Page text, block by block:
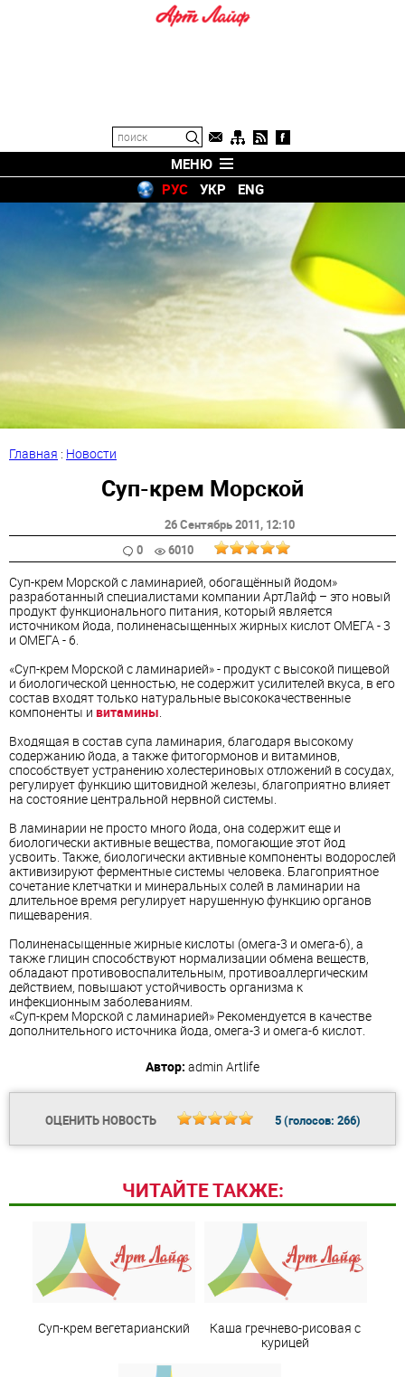
МЕНЮ
РУС
УКР ENG
Главная : Новости
Суп-крем Морской
26 Сентябрь 2011, 12:10
0
6010
Суп-крем Морской с ламинарией, обогащённый йодом»
разработанный специалистами компании АртЛайф – это новый
продукт функционального питания, который является
источником йода, полиненасыщенных жирных кислот ОМЕГА - 3
и ОМЕГА - 6.
«Суп-крем Морской с ламинарией» - продукт с высокой пищевой
и биологической ценностью, не содержит усилителей вкуса, в его
состав входят только натуральные высококачественные
компоненты и витамины
Входящая в состав супа ламинария , благодаря высокому
содержанию йода, а также фитогормонов и витаминов,
способствует устранению холестериновых отложений в сосудах,
регулирует функцию щитовидной железы, благоприятно влияет
на состояние центральной нервной системы.
В ламинарии не просто много йода, она содержит еще и
биологически активные вещества, помогающие этот йод
усвоить. Также, биологически активные компоненты водорослей
активизируют ферментные системы человека. Благоприятное
сочетание клетчатки и минеральных солей в ламинарии на
длительное время регулирует нарушенную функцию органов
пищеварения.
Полиненасыщенные жирные кислоты (омега-3 и омега-6), а
также глицин способствуют нормализации обмена веществ,
обладают противовоспалительным, противоаллергическим
действием, повышают устойчивость организма к
инфекционным заболеваниям.
«Суп-крем Морской с ламинарией» Рекомендуется в качестве
дополнительного источника йода, омега-3 и омега-6 кислот.
Автор: admin Artlife
ОЦЕНИТЬ НОВОСТЬ 5(голосов: 266)
ЧИТАЙТЕ ТАКЖЕ:
Суп-крем вегетарианский
Каша гречнево-рисовая с
курицей